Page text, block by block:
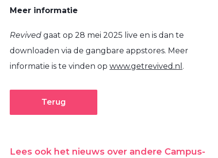
Meer informatie
Revived gaat op 28 mei 2025 live en is dan te
downloaden via de gangbare appstores. Meer
informatie is te vinden op www.getrevived.nl .
Terug
Lees ook het nieuws over andere Campus-